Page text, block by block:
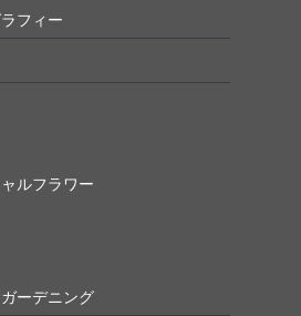
フィー
ルフラワー
ーデニング